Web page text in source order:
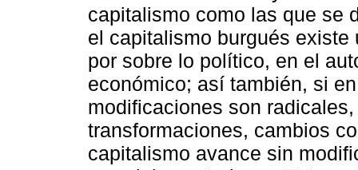
capitalismo como las que se
el capitalismo burgués
por sobre lo político, en el
económico; así también, si
modificaciones son
transformaciones, cambios
capitalismo avance sin